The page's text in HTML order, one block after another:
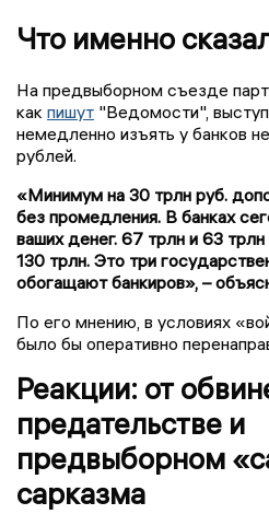
Что именно
На предвыборном съезде
как пишут "Ведомости",
немедленно изъять у банков
рублей.
«Минимум на 30 трлн руб.
без промедления. В банках
ваших денег. 67 трлн и 63
130 трлн. Это три
обогащают банкиров», –
По его мнению, в условиях
было бы оперативно
Реакции: от
предательстве и
предвыборном
сарказма